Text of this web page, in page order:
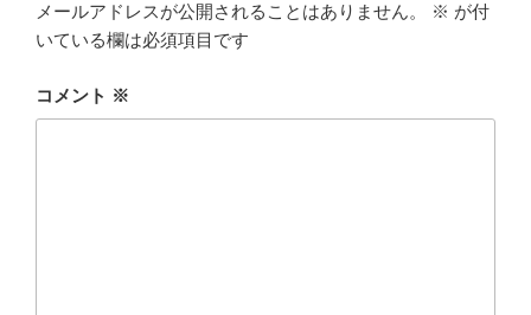
メールアドレスが公開されることはありません。 ※ が付
いている欄は必須項目です
コメント ※